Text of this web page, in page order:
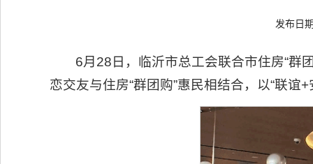
发布日
6月28日，临沂市总工会联合市住房“群
恋交友与住房“群团购”惠民相结合，以“联